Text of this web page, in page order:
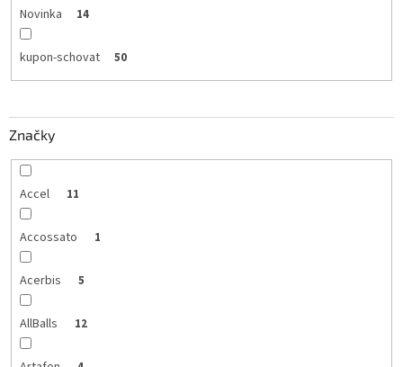
Novinka 14
kupon-schovat 50
Značky
Accel 11
Accossato 1
Acerbis 5
AllBalls 12